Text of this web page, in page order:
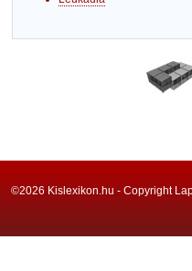
©2026 Kislexikon.hu - Copyright